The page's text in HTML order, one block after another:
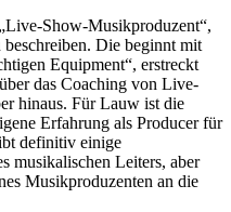
Show-Musikproduzent“,
Die beginnt mit
Equipment“, erstreckt
das Coaching von Live-
hinaus. Für Lauw ist die
Erfahrung als Producer für
definitiv einige
musikalischen Leiters, aber
Musikproduzenten an die